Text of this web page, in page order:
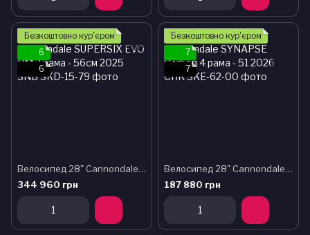
Безкоштовно кур'єром
6
6
Велосипед 28" Cannondale SUPERSIX EVO HM 2 рама - 56см 2025 SNB
344 960 грн
Безкоштовно кур'єром
7
7
Велосипед 28" Cannondale SYNAPSE Carbon 4 рама - 51 2026 CHK
187 880 грн